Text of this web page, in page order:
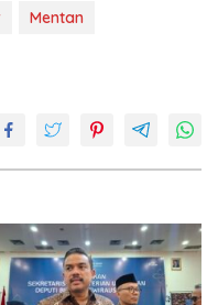
Mentan